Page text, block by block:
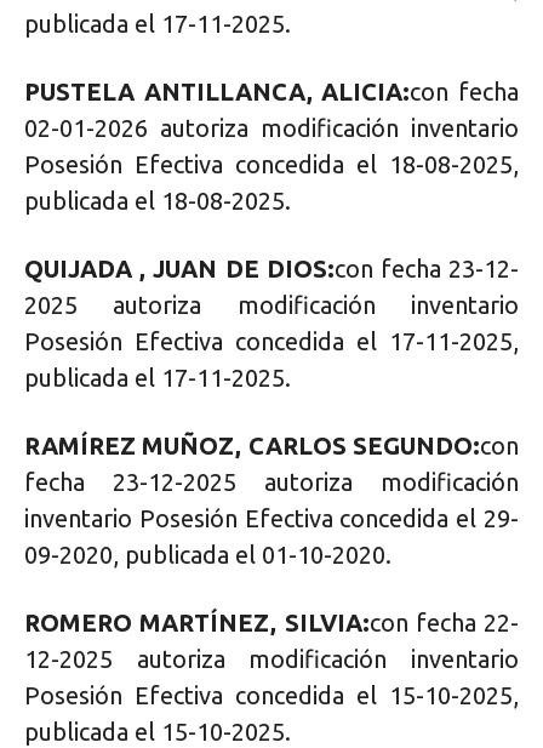
publicada el 17-11-2025.
PUSTELA ANTILLANCA, ALICIA:con fecha
02-01-2026 autoriza modificación inventario
Posesión Efectiva concedida el 18-08-2025,
publicada el 18-08-2025.
QUIJADA , JUAN DE DIOS:con fecha 23-12-
2025 autoriza modificación inventario
Posesión Efectiva concedida el 17-11-2025,
publicada el 17-11-2025.
RAMÍREZ MUÑOZ, CARLOS SEGUNDO:con
fecha 23-12-2025 autoriza modificación
inventario Posesión Efectiva concedida el 29-
09-2020, publicada el 01-10-2020.
ROMERO MARTÍNEZ, SILVIA:con fecha 22-
12-2025 autoriza modificación inventario
Posesión Efectiva concedida el 15-10-2025,
publicada el 15-10-2025.